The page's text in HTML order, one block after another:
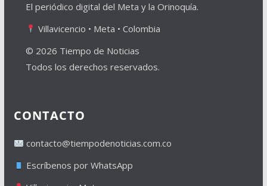
El periódico digital del Meta y la Orinoquía.
Villavicencio • Meta • Colombia
© 2026 Tiempo de Noticias
Todos los derechos reservados.
CONTACTO
contacto@tiempodenoticias.com.co
Escríbenos por WhatsApp